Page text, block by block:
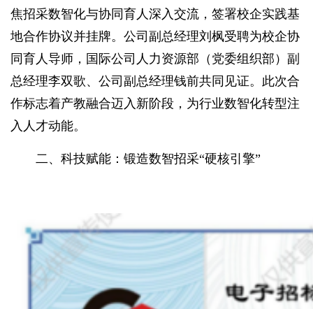
焦招采数智化与协同育人深入交流，签署校企实践基
地合作协议并挂牌。公司副总经理刘枫受聘为校企协
同育人导师，国际公司人力资源部（党委组织部）副
总经理李双歌、公司副总经理钱前共同见证。此次合
作标志着产教融合迈入新阶段，为行业数智化转型注
入人才动能。
二、科技赋能：锻造数智招采“硬核引擎”